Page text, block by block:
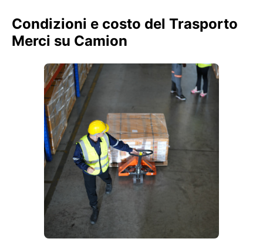
Condizioni e costo del Trasporto
Merci su Camion